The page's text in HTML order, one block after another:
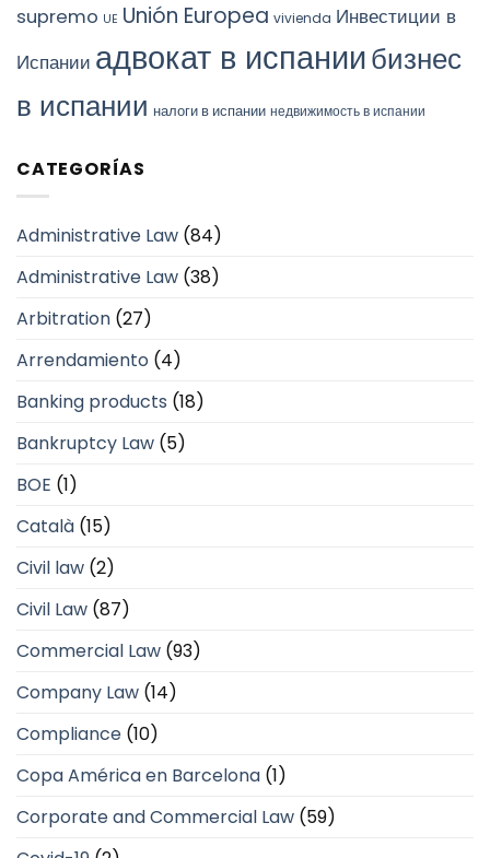
supremo UE Unión Europea vivienda Инвестиции в
Испании адвокат в испаниибизнес
в испании налоги в испании недвижимость в испании
CATEGORÍAS
Administrative Law (84)
Administrative Law (38)
Arbitration (27)
Arrendamiento (4)
Banking products (18)
Bankruptcy Law (5)
BOE (1)
Català (15)
Civil law (2)
Civil Law (87)
Commercial Law (93)
Company Law (14)
Compliance (10)
Copa América en Barcelona (1)
Corporate and Commercial Law (59)